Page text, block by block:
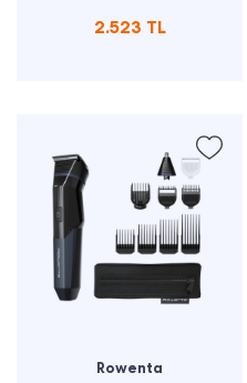
2.523 TL
Rowenta